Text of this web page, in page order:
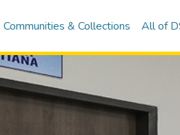
Communities & Collections All of